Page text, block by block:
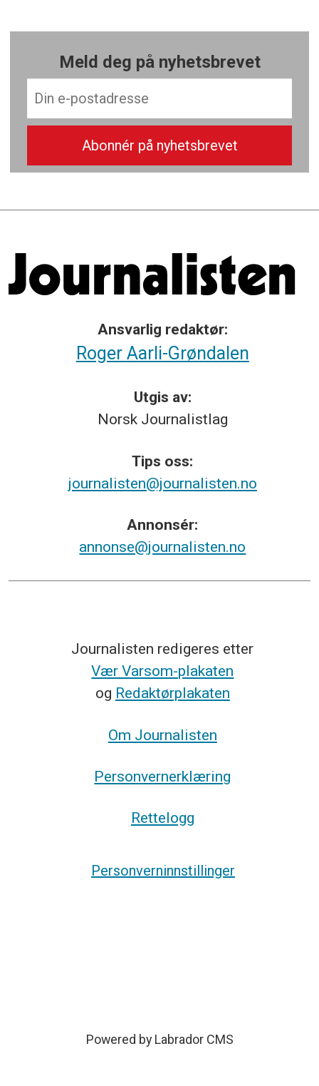
Meld deg på nyhetsbrevet
Ansvarlig redaktør:
Roger Aarli-Grøndalen
Utgis av:
Norsk Journalistlag
Tips oss:
journalisten@journalisten.no
Annonsér:
annonse@journalisten.no
Journalisten redigeres etter
Vær Varsom-plakaten
og Redaktørplakaten
Om Journalisten
Personvernerklæring
Rettelogg
Personverninnstillinger
Powered by Labrador CMS